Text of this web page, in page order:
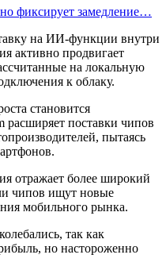
фиксирует замедление…
на ИИ-функции внутри
активно продвигает
на локальную
к облаку.
становится
расширяет поставки чипов
пытаясь
отражает более широкий
чипов ищут новые
мобильного рынка.
так как
но настороженно